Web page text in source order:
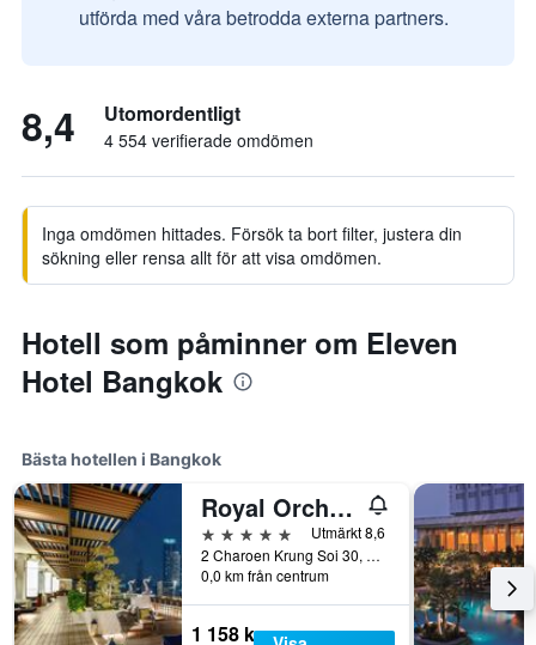
utförda med våra betrodda externa partners.
8,4 Utomordentligt
4 554 verifierade omdömen
Inga omdömen hittades. Försök ta bort filter, justera din
sökning eller rensa allt för att visa omdömen.
Hotell som påminner om Eleven
Hotel Bangkok
Bästa hotellen i Bangkok
Royal Orchid Sheraton Riverside Hotel Bangkok
5 stjärnor
Utmärkt 8,6
2 Charoen Krung Soi 30, Siphya, Bangkok, Thailand
0,0 km från centrum
1 158 kr